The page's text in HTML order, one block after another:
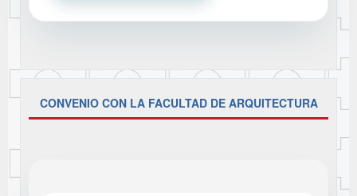
CONVENIO CON LA FACULTAD DE ARQUITECTURA